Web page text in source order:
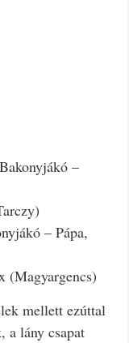
–
– Pápa,
(Magyargencs)
mellett ezúttal
a lány csapat